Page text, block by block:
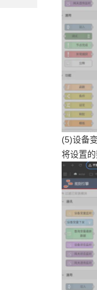
(5)设备
将设置